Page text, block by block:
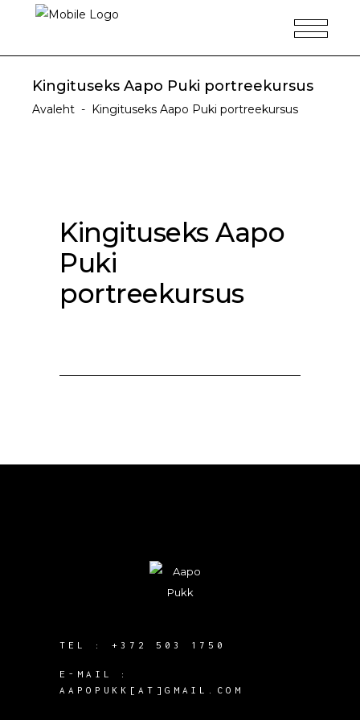
Kingituseks Aapo Puki portreekursus
Avaleht - Kingituseks Aapo Puki portreekursus
Kingituseks Aapo
Puki
portreekursus
TEL :+372 503 1750
E-MAIL :
AAPOPUKK[AT]GMAIL.COM